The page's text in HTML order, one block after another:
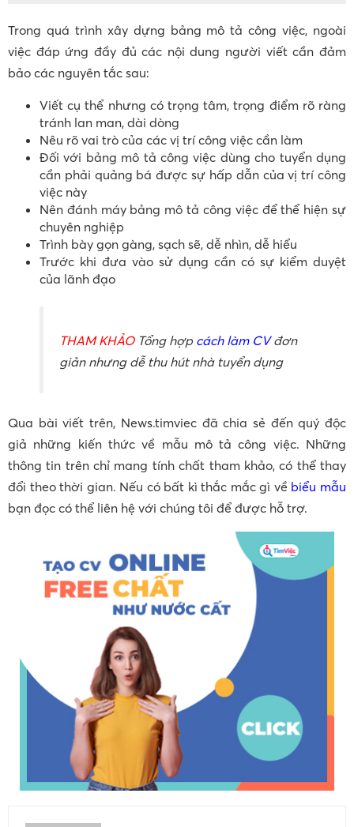
Trong quá trình xây dựng bảng mô tả công việc, ngoài
việc đáp ứng đầy đủ các nội dung người viết cần đảm
bảo các nguyên tắc sau:
Viết cụ thể nhưng có trọng tâm, trọng điểm rõ ràng
tránh lan man, dài dòng
Nêu rõ vai trò của các vị trí công việc cần làm
Đối với bảng mô tả công việc dùng cho tuyển dụng
cần phải quảng bá được sự hấp dẫn của vị trí công
việc này
Nên đánh máy bảng mô tả công việc để thể hiện sự
chuyên nghiệp
Trình bày gọn gàng, sạch sẽ, dễ nhìn, dễ hiểu
Trước khi đưa vào sử dụng cần có sự kiểm duyệt
của lãnh đạo
THAM KHẢOTổng hợp cách làm CVđơn
giản nhưng dễ thu hút nhà tuyển dụng
Qua bài viết trên, News.timviec đã chia sẻ đến quý độc
giả những kiến thức về mẫu mô tả công việc. Những
thông tin trên chỉ mang tính chất tham khảo, có thể thay
đổi theo thời gian. Nếu có bất kì thắc mắc gì về biểu mẫu
bạn đọc có thể liên hệ với chúng tôi để được hỗ trợ.